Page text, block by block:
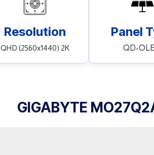
Panel
QD-
Resolution
QHD (2560x1440) 2K
GIGABYTE